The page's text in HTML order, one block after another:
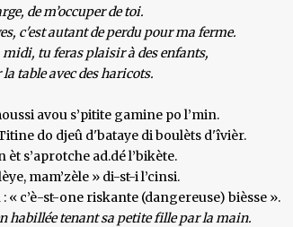
de m’occuper de toi.
c'est autant de perdu pour ma ferme.
tu feras plaisir à des enfants,
table avec des haricots.
avou s’pitite gamine po l’min.
do djeû d'bataye di boulèts d'îvièr.
èt s’aprotche ad.dé l’bikète.
mam’zèle » di-st-i l’cinsi.
« c’è-st-one riskante (dangereuse) bièsse ».
habillée tenant sa petite fille par la main.